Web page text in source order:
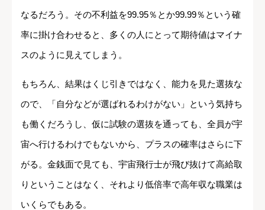
なるだろう。その不利益を99.95％とか99.99％という確
率に掛け合わせると、多くの人にとって期待値はマイナ
スのように見えてしまう。
もちろん、結果はくじ引きではなく、能力を見た選抜な
ので、「自分などが選ばれるわけがない」という気持ち
も働くだろうし、仮に試験の選抜を通っても、全員が宇
宙へ行けるわけでもないから、プラスの確率はさらに下
がる。金銭面で見ても、宇宙飛行士が飛び抜けて高給取
りということはなく、それより低倍率で高年収な職業は
いくらでもある。